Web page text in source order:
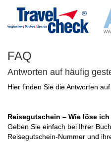
FAQ
Antworten auf häufig
Hier finden Sie die Antworten
Reisegutschein – Wie löse
Geben Sie einfach bei Ihrer
Reisegutschein-Nummer und